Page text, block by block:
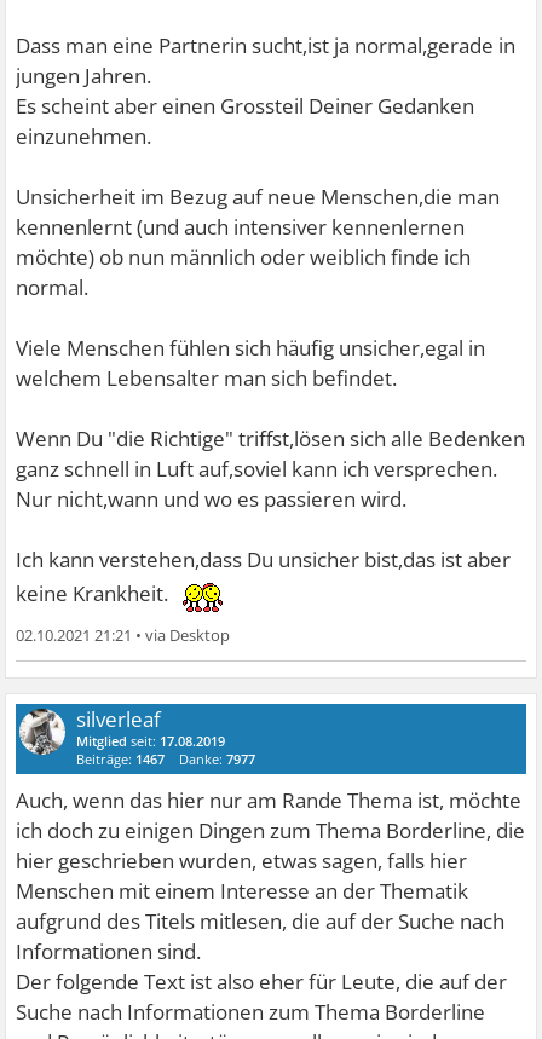
Dass man eine Partnerin sucht,ist ja normal,gerade in
jungen Jahren.
Es scheint aber einen Grossteil Deiner Gedanken
einzunehmen.
Unsicherheit im Bezug auf neue Menschen,die man
kennenlernt (und auch intensiver kennenlernen
möchte) ob nun männlich oder weiblich finde ich
normal.
Viele Menschen fühlen sich häufig unsicher,egal in
welchem Lebensalter man sich befindet.
Wenn Du "die Richtige" triffst,lösen sich alle Bedenken
ganz schnell in Luft auf,soviel kann ich versprechen.
Nur nicht,wann und wo es passieren wird.
Ich kann verstehen,dass Du unsicher bist,das ist aber
keine Krankheit.
02.10.2021 21:21 •
silverleaf
Mitglied seit: 17.08.2019
Beiträge: 1467 Danke:7977
Auch, wenn das hier nur am Rande Thema ist, möchte
ich doch zu einigen Dingen zum Thema Borderline, die
hier geschrieben wurden, etwas sagen, falls hier
Menschen mit einem Interesse an der Thematik
aufgrund des Titels mitlesen, die auf der Suche nach
Informationen sind.
Der folgende Text ist also eher für Leute, die auf der
Suche nach Informationen zum Thema Borderline